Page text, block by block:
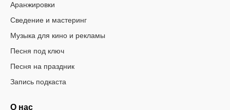
О нас
Аранжировки
Сведение и мастеринг
Музыка для кино и рекламы
Песня под ключ
Песня на праздник
Запись подкаста